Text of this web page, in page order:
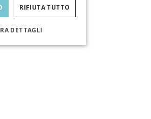
RIFIUTA TUTTO
DETTAGLI